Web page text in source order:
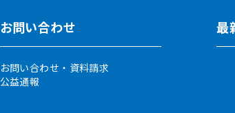
お問い合わせ
お問い合わせ・資料請求
公益通報
最